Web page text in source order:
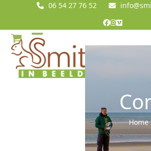
content
06 54 27 76 52
Facebook
Instagram
Vimeo
Open
mobile
menu
Close
mobile
menu
Home